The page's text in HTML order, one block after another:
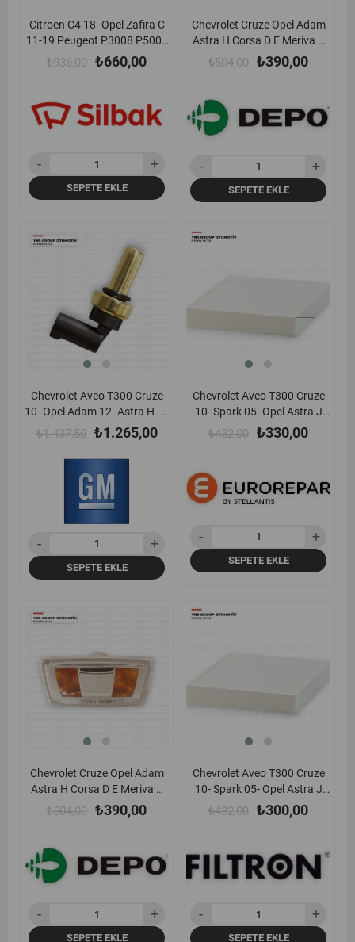
Citroen C4 18- Opel Zafira C
11-19 Peugeot P3008 P5008
10-17 Renault Scenic 15-
23 Ön Silecek (Silgi)
mm) Silbak - Sb3226c
₺660,00
₺936,00
SEPETE EKLE
Chevrolet Cruze Opel Adam
Astra H Corsa D E Meriva B
Insignia A Zafira B Ön
Çamurluk Sinyali Sağ Depo -
₺390,00
₺504,00
SEPETE EKLE
Chevrolet Aveo T300 Cruze
10- Opel Adam 12- Astra H - J
Corsa D - E Insignia A Meriva
Mokka Vectra C Zafira 06-20
1.4 - 1.6 Benzinli Hararet
Müşürü (Su Sıcaklık Sensörü)
Gm - 55591401
₺1.265,00
₺1.437,50
yeni
SEPETE EKLE
Chevrolet Aveo T300 Cruze
10- Spark 05- Opel Astra J
Insignia A Meriva B 08-17
Mokka Zafira C 12-19 Polen
₺330,00
₺432,00
yeni
SEPETE EKLE
Chevrolet Cruze Opel Adam
Astra H Corsa D E Meriva B
Insignia A Zafira B Ön
Çamurluk Sinyali Sol Depo -
₺390,00
₺504,00
yeni
SEPETE EKLE
Chevrolet Aveo T300 Cruze
10- Spark 05- Opel Astra J
Insignia A Meriva B 08-17
Mokka Zafira C 12-19 Polen
₺300,00
₺432,00
yeni
SEPETE EKLE